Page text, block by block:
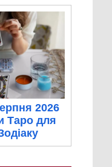
2026
Таро для